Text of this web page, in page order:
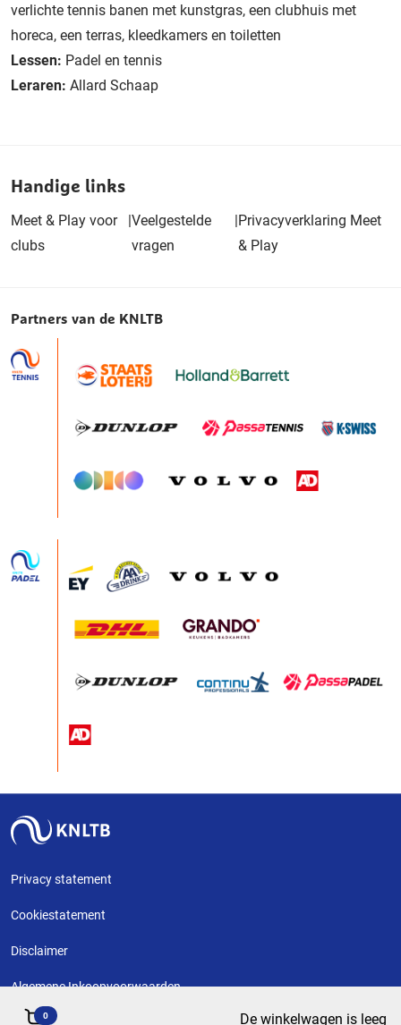
verlichte tennis banen met kunstgras, een clubhuis met
horeca, een terras, kleedkamers en toiletten
Lessen: Padel en tennis
Leraren: Allard Schaap
Handige links
Meet & Play voor
clubs
|Veelgestelde
vragen
|Privacyverklaring Meet
& Play
0 De winkelwagen is leeg
Partners van de KNLTB
Privacy statement
Cookiestatement
Disclaimer
Algemene Inkoopvoorwaarden
Copyright KNLTB @ 2026